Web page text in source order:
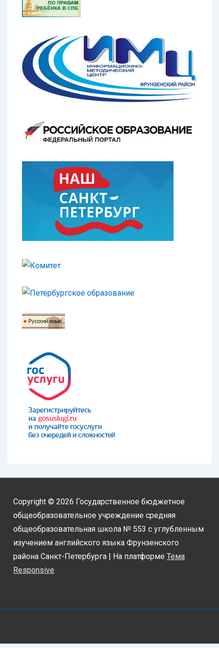
Copyright © 2026 Государственное бюджетное
общеобразовательное учреждение средняя
общеобразовательная школа № 553 с углубленным
изучением английского языка Фрунзенского
района Санкт-Петербурга | На платформе Тема
Responsive